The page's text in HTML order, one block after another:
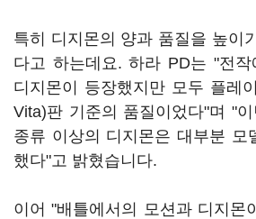
특히 디지몬의 양과 품질을 높이
다고 하는데요. 하라 PD는 "전작
디지몬이 등장했지만 모두 플레
Vita)판 기준의 품질이었다"며 "
종류 이상의 디지몬은 대부분 모
했다"고 밝혔습니다.
이어 "배틀에서의 모션과 디지몬